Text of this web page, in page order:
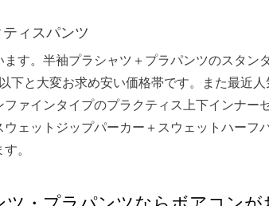
ィスパンツ
ます。半袖プラシャツ＋プラパンツのスタ
下と大変お求め安い価格帯です。また最近
ァインタイプのプラクティス上下インナー
ェットジップパーカー＋スウェットハー
。